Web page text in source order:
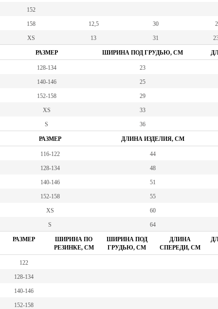
152
158 12,5 30
XS 13 31
РАЗМЕР ШИРИНА ПОД ГРУДЬЮ, СМ
128-134 23
140-146 25
152-158 29
XS 33
S 36
РАЗМЕР ДЛИНА ИЗДЕЛИЯ, СМ
116-122 44
128-134 48
140-146 51
152-158 55
XS 60
S 64
РАЗМЕР
ШИРИНА ПО
РЕЗИНКЕ, СМ
ШИРИНА ПОД
ГРУДЬЮ, СМ
ДЛИНА
СПЕРЕДИ, СМ
122
128-134
140-146
152-158